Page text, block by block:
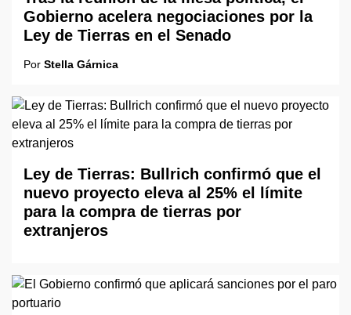
Gobierno acelera negociaciones por la
Ley de Tierras en el Senado
Por Stella Gárnica
Ley de Tierras: Bullrich confirmó que el
nuevo proyecto eleva al 25% el límite
para la compra de tierras por
extranjeros